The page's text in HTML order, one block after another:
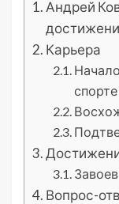
Андрей
Карьера
спорте
Вопрос-